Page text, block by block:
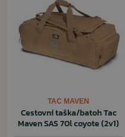
TAC MAVEN
Cestovní taška/batoh Tac
Maven SAS 70l coyote (2v1)